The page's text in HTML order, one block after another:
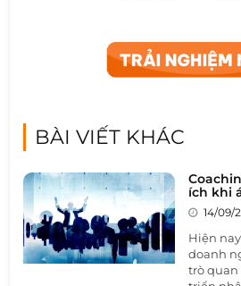
BÀI VIẾT KHÁC
ích khi
trong
14/09/
Hiện nay
doanh
trò